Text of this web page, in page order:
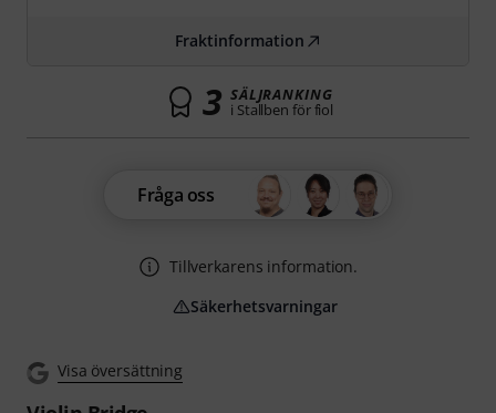
Visa översättning
Fraktinformation
3 SÄLJRANKING
i Stallben för fiol
Fråga oss
Tillverkarens information.
Säkerhetsvarningar